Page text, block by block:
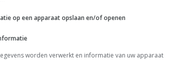
op een apparaat opslaan en/of openen
worden verwerkt en informatie van uw apparaat